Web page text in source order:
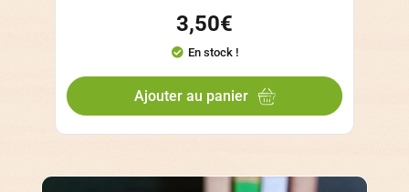
3,50€
En stock !
Ajouter au panier